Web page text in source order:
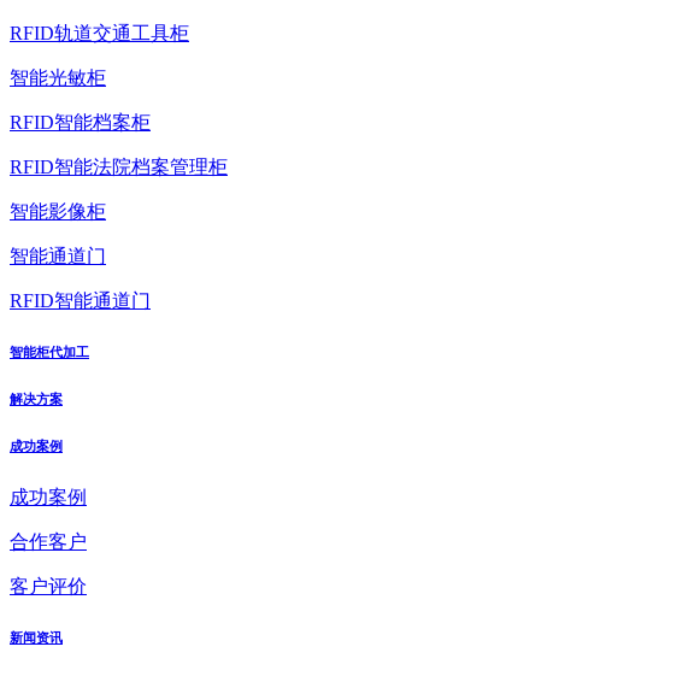
RFID轨道交通工具柜
智能光敏柜
RFID智能档案柜
RFID智能法院档案管理柜
智能影像柜
智能通道门
RFID智能通道门
智能柜代加工
解决方案
成功案例
成功案例
合作客户
客户评价
新闻资讯